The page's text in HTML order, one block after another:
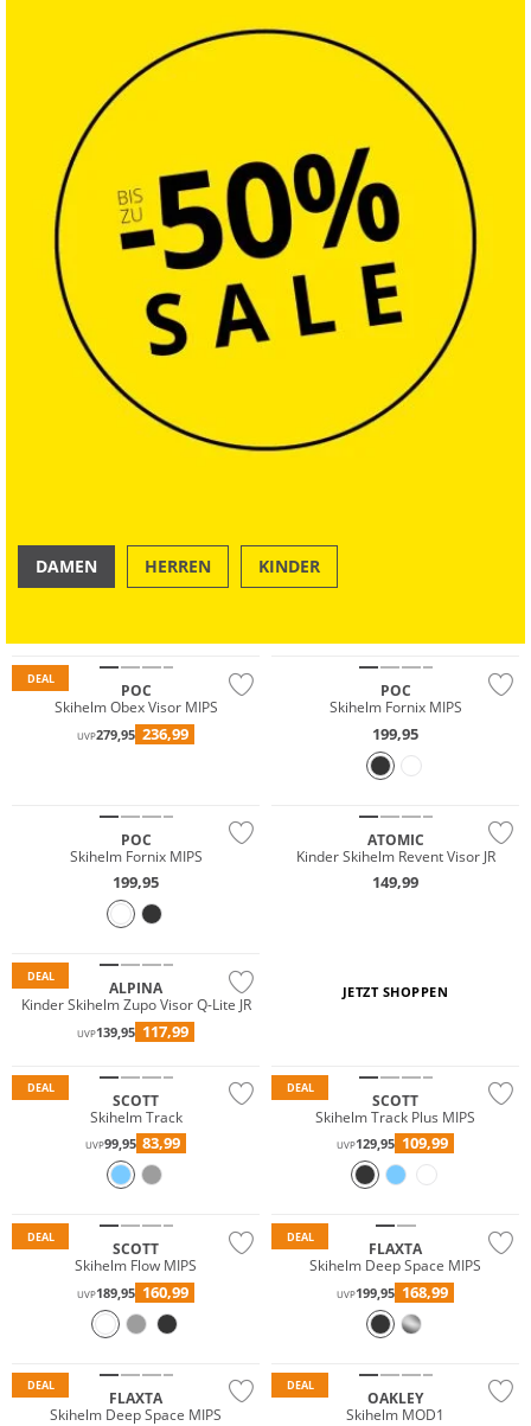
DAMEN HERREN KINDER
DEAL
POC
Skihelm Obex Visor MIPS
UVP279,95 236,99
POC
Skihelm Fornix MIPS
199,95
POC
Skihelm Fornix MIPS
199,95
ATOMIC
Kinder Skihelm Revent Visor JR
149,99
DEAL
ALPINA
Kinder Skihelm Zupo Visor Q-Lite JR
UVP139,95 117,99
JETZT SHOPPEN
DEAL
SCOTT
Skihelm Track
UVP99,95 83,99
DEAL
SCOTT
Skihelm Track Plus MIPS
UVP129,95 109,99
DEAL
SCOTT
Skihelm Flow MIPS
UVP189,95 160,99
DEAL
FLAXTA
Skihelm Deep Space MIPS
UVP199,95 168,99
DEAL
FLAXTA
Skihelm Deep Space MIPS
DEAL
OAKLEY
Skihelm MOD1